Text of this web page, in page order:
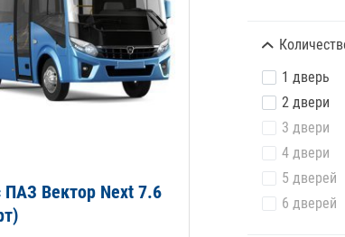
1 дверь
2 двери
3 двери
4 двери
5 дверей
6 дверей
ПАЗ Вектор Next 7.6